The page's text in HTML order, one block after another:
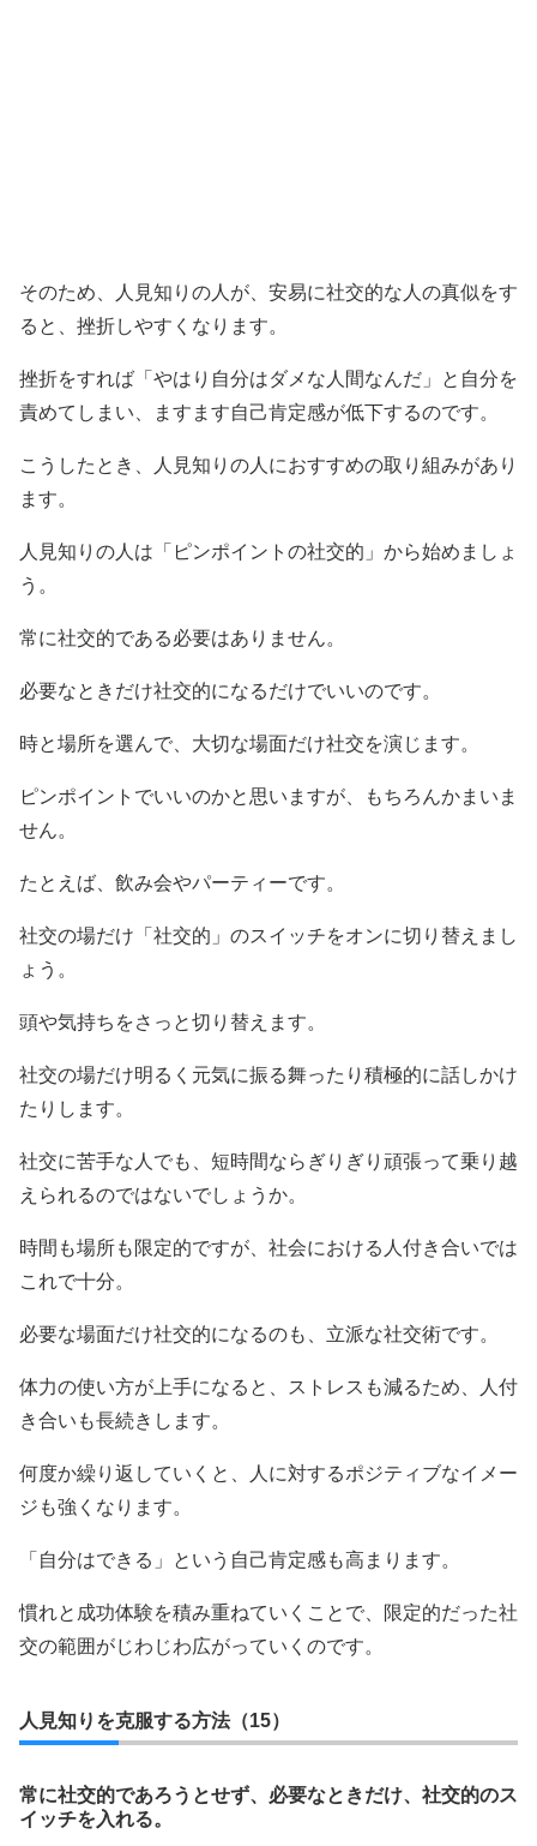
そのため、人見知りの人が、安易に社交的な人の真似をす
ると、挫折しやすくなります。
挫折をすれば「やはり自分はダメな人間なんだ」と自分を
責めてしまい、ますます自己肯定感が低下するのです。
こうしたとき、人見知りの人におすすめの取り組みがあり
ます。
人見知りの人は「ピンポイントの社交的」から始めましょ
う。
常に社交的である必要はありません。
必要なときだけ社交的になるだけでいいのです。
時と場所を選んで、大切な場面だけ社交を演じます。
ピンポイントでいいのかと思いますが、もちろんかまいま
せん。
たとえば、飲み会やパーティーです。
社交の場だけ「社交的」のスイッチをオンに切り替えまし
ょう。
頭や気持ちをさっと切り替えます。
社交の場だけ明るく元気に振る舞ったり積極的に話しかけ
たりします。
社交に苦手な人でも、短時間ならぎりぎり頑張って乗り越
えられるのではないでしょうか。
時間も場所も限定的ですが、社会における人付き合いでは
これで十分。
必要な場面だけ社交的になるのも、立派な社交術です。
体力の使い方が上手になると、ストレスも減るため、人付
き合いも長続きします。
何度か繰り返していくと、人に対するポジティブなイメー
ジも強くなります。
「自分はできる」という自己肯定感も高まります。
慣れと成功体験を積み重ねていくことで、限定的だった社
交の範囲がじわじわ広がっていくのです。
人見知りを克服する方法（15）
常に社交的であろうとせず、必要なときだけ、社交的のス
イッチを入れる。